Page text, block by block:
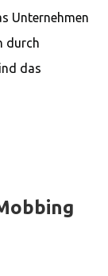
Unternehmen
durch
das